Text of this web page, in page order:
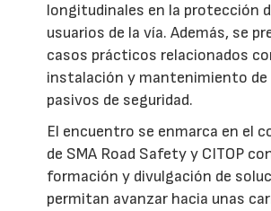
longitudinales en la protección
usuarios de la vía. Además, se
casos prácticos relacionados
instalación y mantenimiento
pasivos de seguridad.
El encuentro se enmarca en el
de SMA Road Safety y CITOP
formación y divulgación de
permitan avanzar hacia unas